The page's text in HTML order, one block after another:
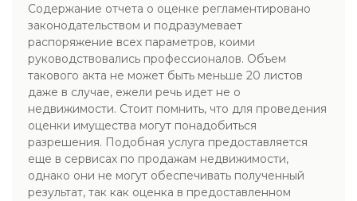
Содержание отчета о оценке регламентировано
законодательством и подразумевает
распоряжение всех параметров, коими
руководствовались профессионалов. Объем
такового акта не может быть меньше 20 листов
даже в случае, ежели речь идет не о
недвижимости. Стоит помнить, что для проведения
оценки имущества могут понадобиться
разрешения. Подобная услуга предоставляется
еще в сервисах по продажам недвижимости,
однако они не могут обеспечивать полученный
результат, так как оценка в предоставленном